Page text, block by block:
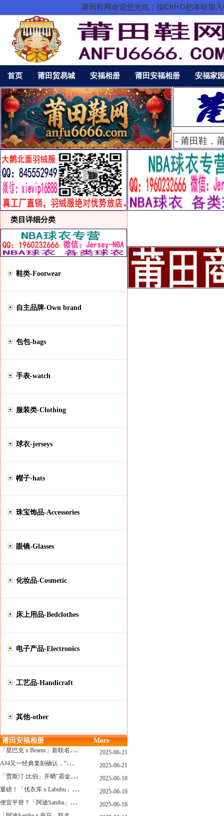
莆田鞋网欢迎您光临：按Ctrl+D把本站加
首页 莆田贸易城 安福相册 莆田安福相册 安福家
类目详细分类
鞋类-Footwear
自主品牌-Own brand
包包-bags
手表-watch
服装类-Clothing
球衣-jerseys
帽子-hats
珠宝饰品-Accessories
眼镜-Glasses
化妆品-Cosmetic
床上用品-Bedclothes
电子产品-Electronics
工艺品-Handicraft
其他-other
莆田安福相册 More
「
星巴克 x Beams」新联名系列曝光，定档发售！ 2025-06-21
A
J4又一经典复刻确认，“黑猫”配色发售日公布了！ 2025-06-21
「
贾斯汀·比伯」开晒"霜金爱彼AP"皇家橡树，破产？不可能的... 2025-06-18
重
磅！「优衣库 x Labubu」联名2.0计划曝光，单品清单泄露！ 2025-06-18
便
宜平替？「阿迪Samba」特别款"珍珠蕾丝"曝光，确认发售！ 2025-06-18